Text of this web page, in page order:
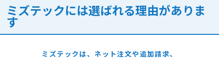
ミズテックには選ばれる理由がありま
す
ミズテックは、ネット注文や追加請求、